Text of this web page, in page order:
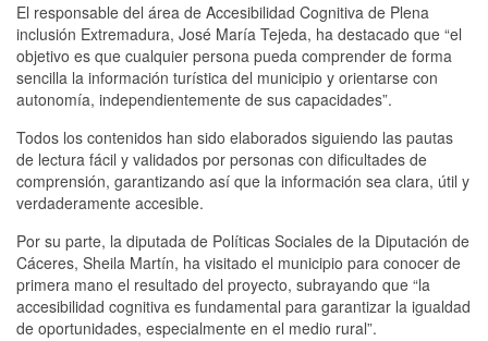
El responsable del área de Accesibilidad Cognitiva de Plena
inclusión Extremadura, José María Tejeda, ha destacado que “el
objetivo es que cualquier persona pueda comprender de forma
sencilla la información turística del municipio y orientarse con
autonomía, independientemente de sus capacidades”.
Todos los contenidos han sido elaborados siguiendo las pautas
de lectura fácil y validados por personas con dificultades de
comprensión, garantizando así que la información sea clara, útil y
verdaderamente accesible.
Por su parte, la diputada de Políticas Sociales de la Diputación de
Cáceres, Sheila Martín, ha visitado el municipio para conocer de
primera mano el resultado del proyecto, subrayando que “la
accesibilidad cognitiva es fundamental para garantizar la igualdad
de oportunidades, especialmente en el medio rural”.